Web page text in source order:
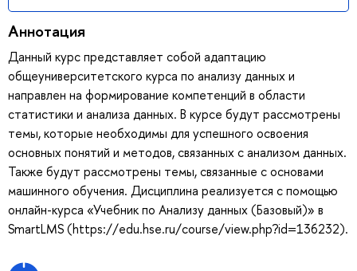
Аннотация
Данный курс представляет собой адаптацию
общеуниверситетского курса по анализу данных и
направлен на формирование компетенций в области
статистики и анализа данных. В курсе будут рассмотрены
темы, которые необходимы для успешного освоения
основных понятий и методов, связанных с анализом данных.
Также будут рассмотрены темы, связанные с основами
машинного обучения. Дисциплина реализуется с помощью
онлайн-курса «Учебник по Анализу данных (Базовый)» в
SmartLMS (https://edu.hse.ru/course/view.php?id=136232).